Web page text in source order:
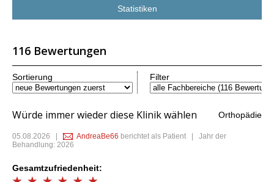
Statistiken
116 Bewertungen
Sortierung Filter
Würde immer wieder diese Klinik wählen Orthopädie
05.08.2026 AndreaBe66 berichtet als Patient | Jahr der
Behandlung: 2026
Gesamtzufriedenheit: